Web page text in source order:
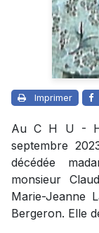
Imprimer
Au C H U -
septembre
décédée
monsieur
Marie-Jeanne
Bergeron. Elle